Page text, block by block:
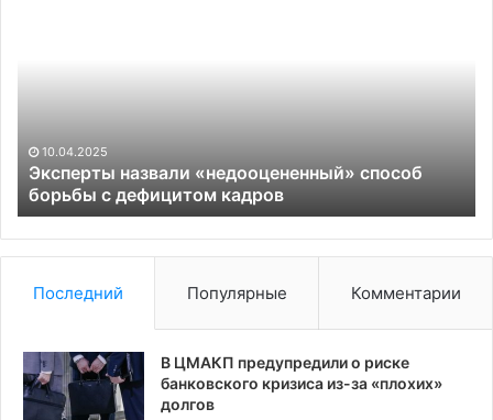
кадров
10.04.2025
Эксперты назвали «недооцененный» способ
борьбы с дефицитом кадров
Последний Популярные Комментарии
В ЦМАКП предупредили о риске
банковского кризиса из-за «плохих»
долгов